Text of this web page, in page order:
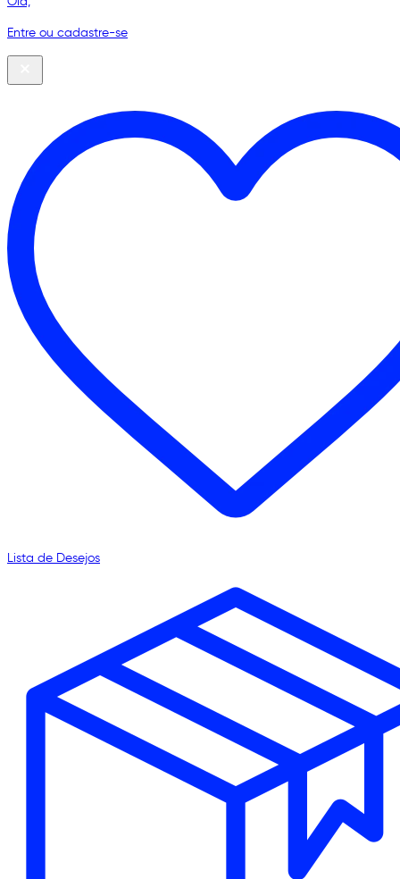
Entre ou cadastre-se
Lista de Desejos